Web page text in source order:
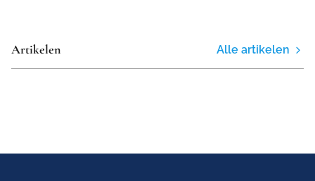
Artikelen Alle artikelen